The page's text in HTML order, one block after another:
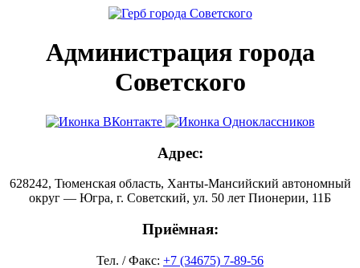
Администрация города
Советского
Адрес:
628242, Тюменская область, Ханты-Мансийский автономный
округ — Югра, г. Советский, ул. 50 лет Пионерии, 11Б
Приёмная:
Тел. / Факс: +7 (34675) 7-89-56